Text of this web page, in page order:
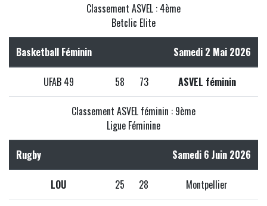
Classement ASVEL : 4ème
Betclic Elite
Basketball Féminin Samedi 2 Mai 2026
UFAB 49 58 73 ASVEL féminin
Classement ASVEL féminin : 9ème
Ligue Féminine
Rugby Samedi 6 Juin 2026
LOU 25 28 Montpellier